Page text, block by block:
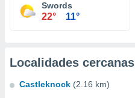
Swords
22° 11°
Localidades cercanas
Castleknock (2.16 km)